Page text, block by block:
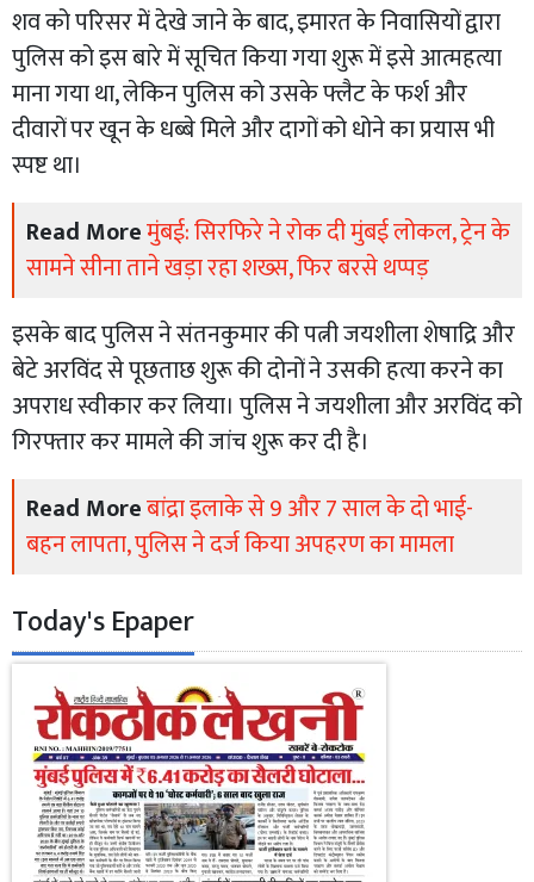
शव को परिसर में देखे जाने के बाद, इमारत के निवासियों द्वारा
पुलिस को इस बारे में सूचित किया गया शुरू में इसे आत्महत्या
माना गया था, लेकिन पुलिस को उसके फ्लैट के फर्श और
दीवारों पर खून के धब्बे मिले और दागों को धोने का प्रयास भी
स्पष्ट था।
Read Moreमुंबई: सिरफिरे ने रोक दी मुंबई लोकल, ट्रेन के
सामने सीना ताने खड़ा रहा शख्स, फिर बरसे थप्पड़
इसके बाद पुलिस ने संतनकुमार की पत्नी जयशीला शेषाद्रि और
बेटे अरविंद से पूछताछ शुरू की दोनों ने उसकी हत्या करने का
अपराध स्वीकार कर लिया। पुलिस ने जयशीला और अरविंद को
गिरफ्तार कर मामले की जांच शुरू कर दी है।
Read Moreबांद्रा इलाके से 9 और 7 साल के दो भाई-
बहन लापता, पुलिस ने दर्ज किया अपहरण का मामला
Today's Epaper